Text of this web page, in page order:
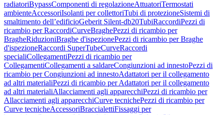
radiatoriBypassComponenti di regolazioneAttuatoriTermostati
ambienteAccessoriIsolanti per collettoriTubi di protezioneSistemi di
smaltimento dell’edificioGeberit Silent-db20TubiRaccordiPezzi di
ricambio per RaccordiCurveBraghePezzi di ricambio per
BragheRiduzioniBraghe d'ispezionePezzi di ricambio per Braghe
d'ispezioneRaccordi SuperTubeCurveRaccordi
specialiCollegamentiPezzi di ricambio per
CollegamentiCollegamenti a saldareCongiunzioni ad innestoPezzi di
ricambio per Congiunzioni ad innestoAdattatori per il collegamento
ad altri materialiPezzi di ricambio per Adattatori per il collegamento
ad altri materialiAllacciamenti agli apparecchiPezzi di ricambio per
Allacciamenti agli apparecchiCurve tecnichePezzi di ricambio per
Curve tecnicheAccessoriBraccialettiFissaggi per